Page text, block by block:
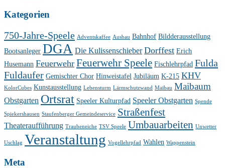
Kategorien
750-Jahre-Speele Adventskaffee Ausbau Bahnhof Bildderausstellung
Bootsanleger DGA Die Kulissenschieber Dorffest Erich
Husemann Feuerwehr Feuerwehr Speele Fischlehrpfad Fulda
Fuldaufer Gemischter Chor Hinweistafel Jubiläum K-215 KHV
KolorCubes Kunstausstellung Lebensturm Lärmschutzwand Maibau Maibaum
Obstgarten Ortsrat Speeler Kulturpfad Speeler Obstgarten Spende
Spiekershausen Staufenberger Gemeindeservice Straßenfest
Theateraufführung Traubeneiche TSV Speele Umbauarbeiten Unwetter
Uschlag Veranstaltung Vogellehrpfad Wahlen Wappenstein
Meta